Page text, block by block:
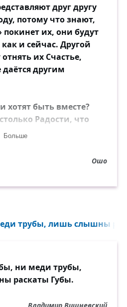
друг другу
потому что знают,
покинет их, они будут
и сейчас. Другой
их Счастье,
другим
хотят быть вместе?
Радости, что
Они рады делиться!
Больше
Ошо
трубы, лишь слышны
ни меди трубы,
раскаты Губы.